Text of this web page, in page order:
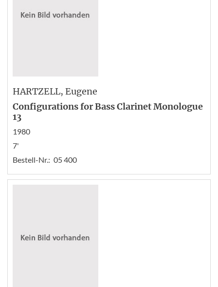
HARTZELL, Eugene
Configurations for Bass Clarinet Monologue
13
1980
7'
Bestell-Nr.: 05 400